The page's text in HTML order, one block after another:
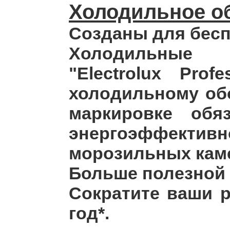
Холодильное
Созданы для
Холодильные
"Electrolux
холодильному
маркировке
морозильных
Больше полезной
Сократите ваши
год*.